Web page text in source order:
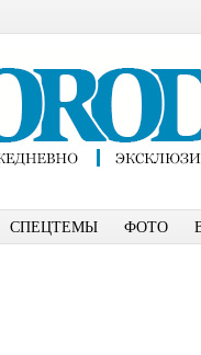
СПЕЦТЕМЫ ФОТО